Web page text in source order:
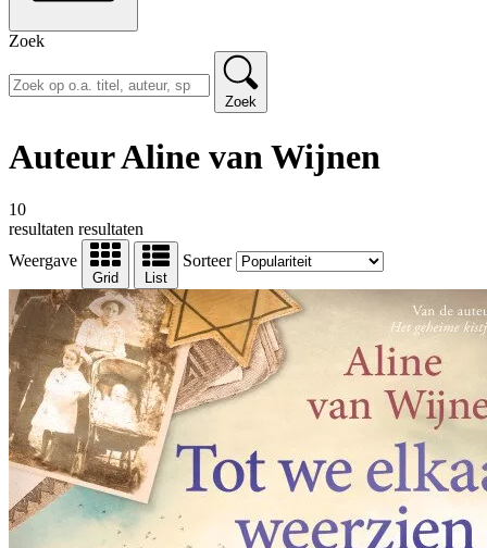
Zoek
Zoek
Auteur Aline van Wijnen
10
resultaten resultaten
Weergave
Grid List
Sorteer